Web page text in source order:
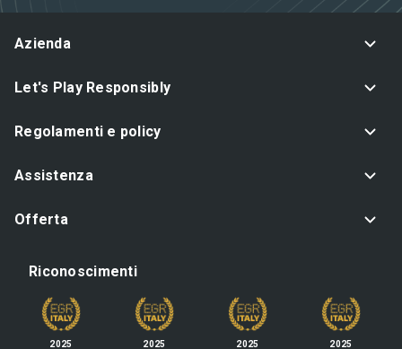
Azienda
Let's Play Responsibly
Regolamenti e policy
Assistenza
Offerta
Riconoscimenti
2025 2025 2025 2025